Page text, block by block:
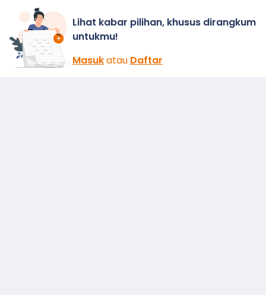
Lihat kabar pilihan, khusus dirangkum
untukmu!
Masukatau Daftar